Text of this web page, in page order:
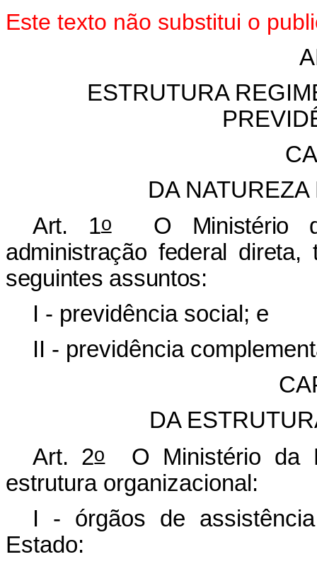
Este texto não substitui o
ESTRUTURA
DA
Art. 1oO Ministério
administração federal
seguintes assuntos:
I - previdência social; e
II - previdência
DA
Art. 2oO Ministério da
estrutura organizacional:
I - órgãos de
Estado: